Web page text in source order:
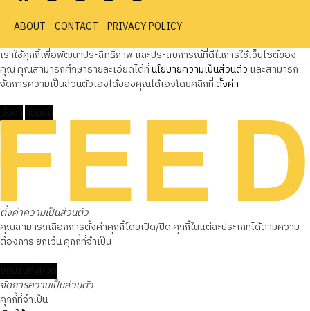
ABOUT CONTACT
PRIVACY POLICY
เราใช้คุกกี้เพื่อพัฒนาประสิทธิภาพ และประสบการณ์ที่ดีในการใช้เว็บไซต์ของ
คุณ คุณสามารถศึกษารายละเอียดได้ที่นโยบายความเป็นส่วนตัว และสามารถ
จัดการความเป็นส่วนตัวเองได้ของคุณได้เองโดยคลิกที่ตั้งค่า
ตั้งค่าความเป็นส่วนตัว
คุณสามารถเลือกการตั้งค่าคุกกี้โดยเปิด/ปิด คุกกี้ในแต่ละประเภทได้ตามความ
ต้องการ ยกเว้น คุกกี้ที่จำเป็น
จัดการความเป็นส่วนตัว
คุกกี้ที่จำเป็น